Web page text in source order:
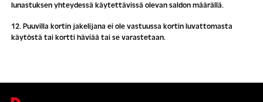
lunastuksen yhteydessä käytettävissä olevan saldon määrällä.
12. Puuvilla kortin jakelijana ei ole vastuussa kortin luvattomasta
käytöstä tai kortti häviää tai se varastetaan.